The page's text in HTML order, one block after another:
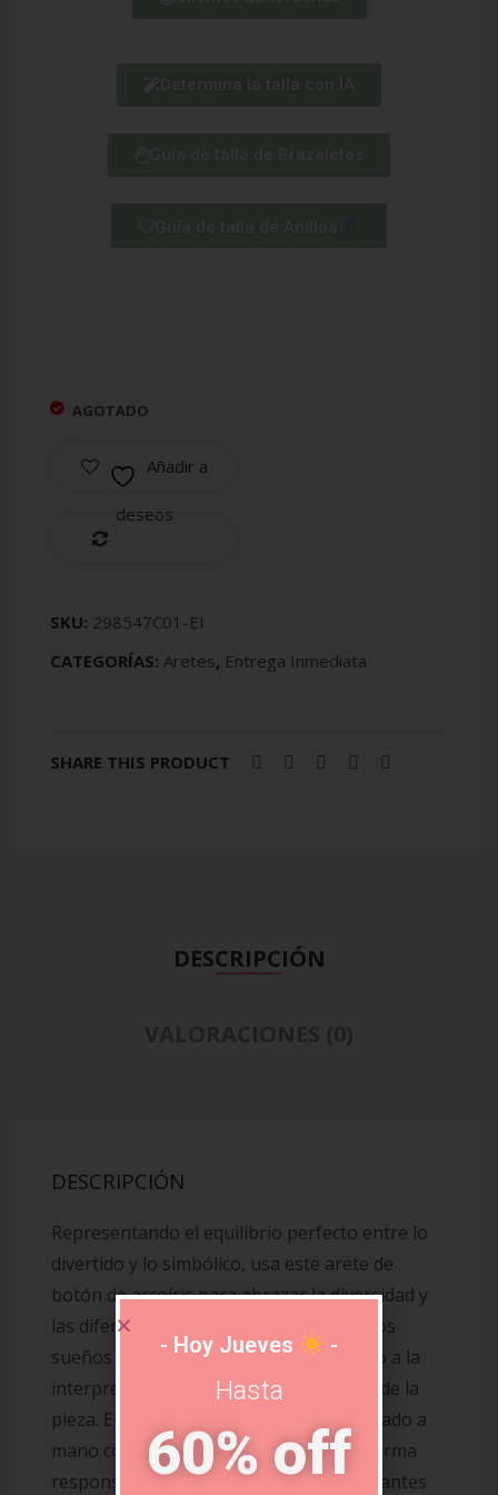
AGOTADO
Añadir a
deseos
SKU: 298547C01-EI
CATEGORÍAS: Aretes, Entrega Inmediata
SHARE THIS PRODUCT
DESCRIPCIÓN
DESCRIPCIÓN
Representando el equilibrio perfecto entre lo
divertido y lo simbólico, usa este arete de
botón de arcoíris para abrazar la diversidad y
las diferencias o como símbolo de que los
sueños se pueden alcanzar. Está abierto a la
interpretación, tú decides el significado de la
pieza. El micro arete de botón está acabado a
mano con plata esterlina obtenida de forma
responsable y detallado con cuatro brillantes
- Hoy Jueves -
Hasta
60% off